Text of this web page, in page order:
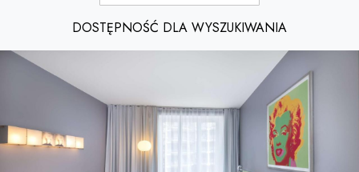
DOSTĘPNOŚĆ DLA WYSZUKIWANIA